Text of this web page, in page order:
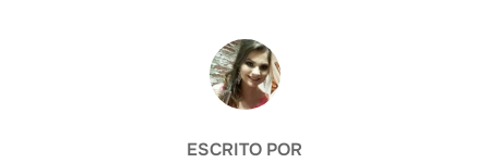
AUTOR DO POST
ESCRITO POR